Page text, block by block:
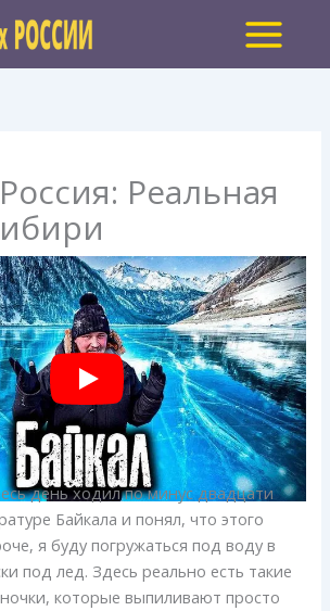
Реальная
день ходил по минус двадцати
Байкала и понял, что этого
я буду погружаться под воду в
под лед. Здесь реально есть такие
которые выпиливают просто